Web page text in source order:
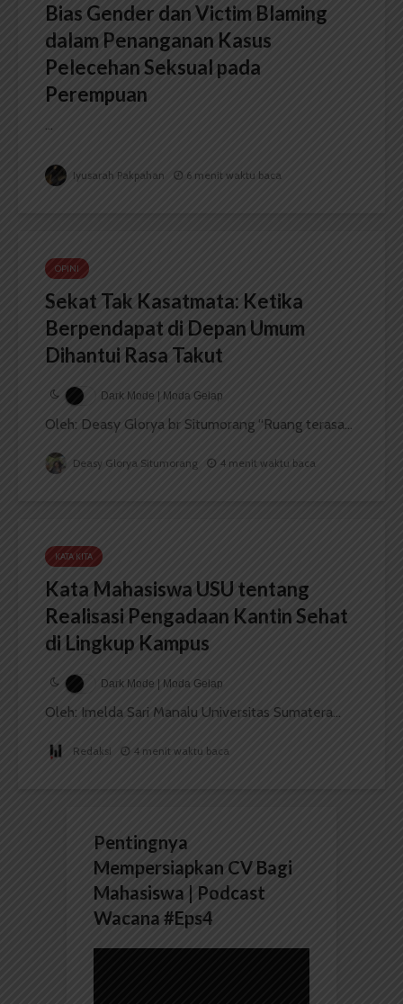
Bias Gender dan Victim Blaming
dalam Penanganan Kasus
Pelecehan Seksual pada
Perempuan
...
Iyusarah Pakpahan 6 menit waktu baca
OPINI
Sekat Tak Kasatmata: Ketika
Berpendapat di Depan Umum
Dihantui Rasa Takut
Dark Mode | Moda Gelap
Oleh: Deasy Glorya br Situmorang “Ruang terasa...
Deasy Glorya Situmorang 4 menit waktu baca
KATA KITA
Kata Mahasiswa USU tentang
Realisasi Pengadaan Kantin Sehat
di Lingkup Kampus
Dark Mode | Moda Gelap
Oleh: Imelda Sari Manalu Universitas Sumatera...
Redaksi 4 menit waktu baca
Pentingnya
Mempersiapkan CV Bagi
Mahasiswa | Podcast
Wacana #Eps4